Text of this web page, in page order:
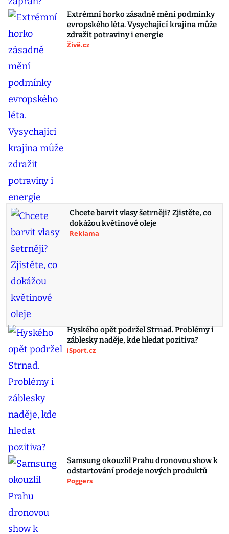
Extrémní horko zásadně mění podmínky
evropského léta. Vysychající krajina může
zdražit potraviny i energie
Živě.cz
Chcete barvit vlasy šetrněji? Zjistěte, co
dokážou květinové oleje
Reklama
Hyského opět podržel Strnad. Problémy i
záblesky naděje, kde hledat pozitiva?
iSport.cz
Samsung okouzlil Prahu dronovou show k
odstartování prodeje nových produktů
Poggers